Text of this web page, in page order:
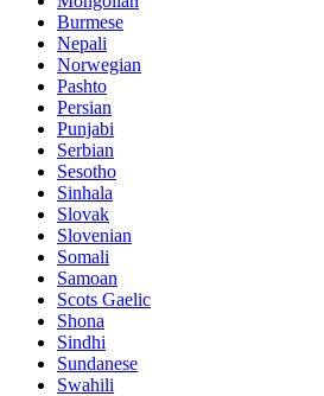
Burmese
Nepali
Norwegian
Pashto
Persian
Punjabi
Serbian
Sesotho
Sinhala
Slovak
Slovenian
Somali
Samoan
Scots Gaelic
Shona
Sindhi
Sundanese
Swahili